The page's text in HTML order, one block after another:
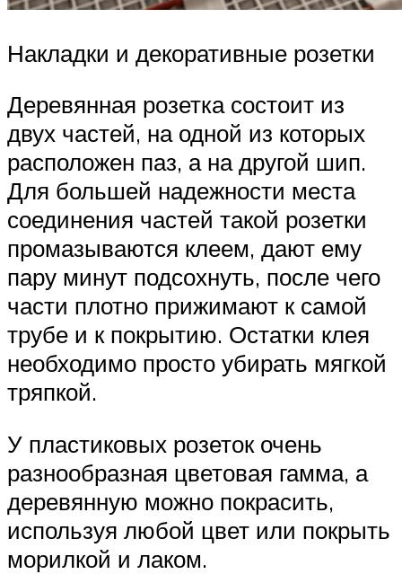
Накладки и декоративные розетки
Деревянная розетка состоит из
двух частей, на одной из которых
расположен паз, а на другой шип.
Для большей надежности места
соединения частей такой розетки
промазываются клеем, дают ему
пару минут подсохнуть, после чего
части плотно прижимают к самой
трубе и к покрытию. Остатки клея
необходимо просто убирать мягкой
тряпкой.
У пластиковых розеток очень
разнообразная цветовая гамма, а
деревянную можно покрасить,
используя любой цвет или покрыть
морилкой и лаком.